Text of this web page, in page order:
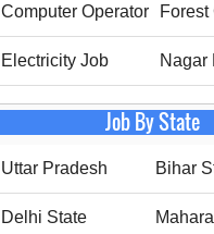
Computer Operator Forest
Electricity Job Nagar
Job By State
Uttar Pradesh Bihar
Delhi State